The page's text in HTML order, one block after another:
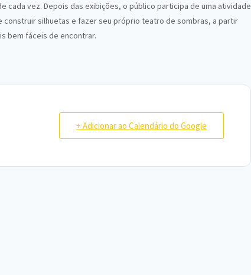
cada vez. Depois das exibições, o público participa de uma atividade
silhuetas e fazer seu próprio teatro de sombras, a partir
bem fáceis de encontrar.
+ Adicionar ao Calendário do Google